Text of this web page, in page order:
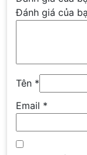
Đánh giá của
Tên *
Email *